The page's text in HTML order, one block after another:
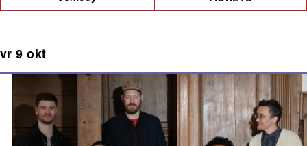
vr 9 okt